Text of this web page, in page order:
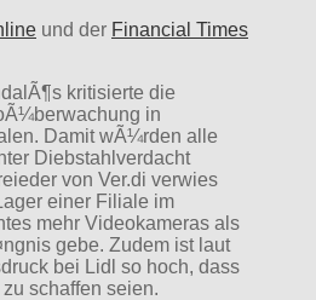
und der Financial Times
kritisierte die
in
Damit wÃ¼rden alle
Diebstahlverdacht
von Ver.di verwies
einer Filiale im
mehr Videokameras als
gebe. Zudem ist laut
bei Lidl so hoch, dass
schaffen seien.